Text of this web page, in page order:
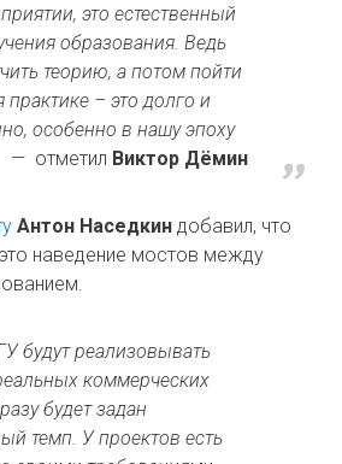
это естественный
образования. Ведь
теорию, а потом пойти
практике – это долго и
особенно в нашу эпоху
отметил Виктор Дёмин
Антон Наседкин добавил, что
наведение мостов между
будут реализовывать
коммерческих
будет задан
темп. У проектов есть